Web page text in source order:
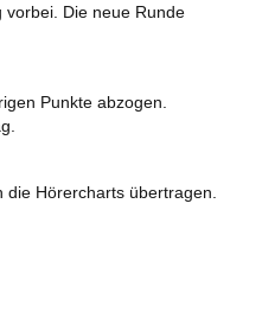
vorbei. Die neue Runde
Punkte abzogen.
die Hörercharts übertragen.